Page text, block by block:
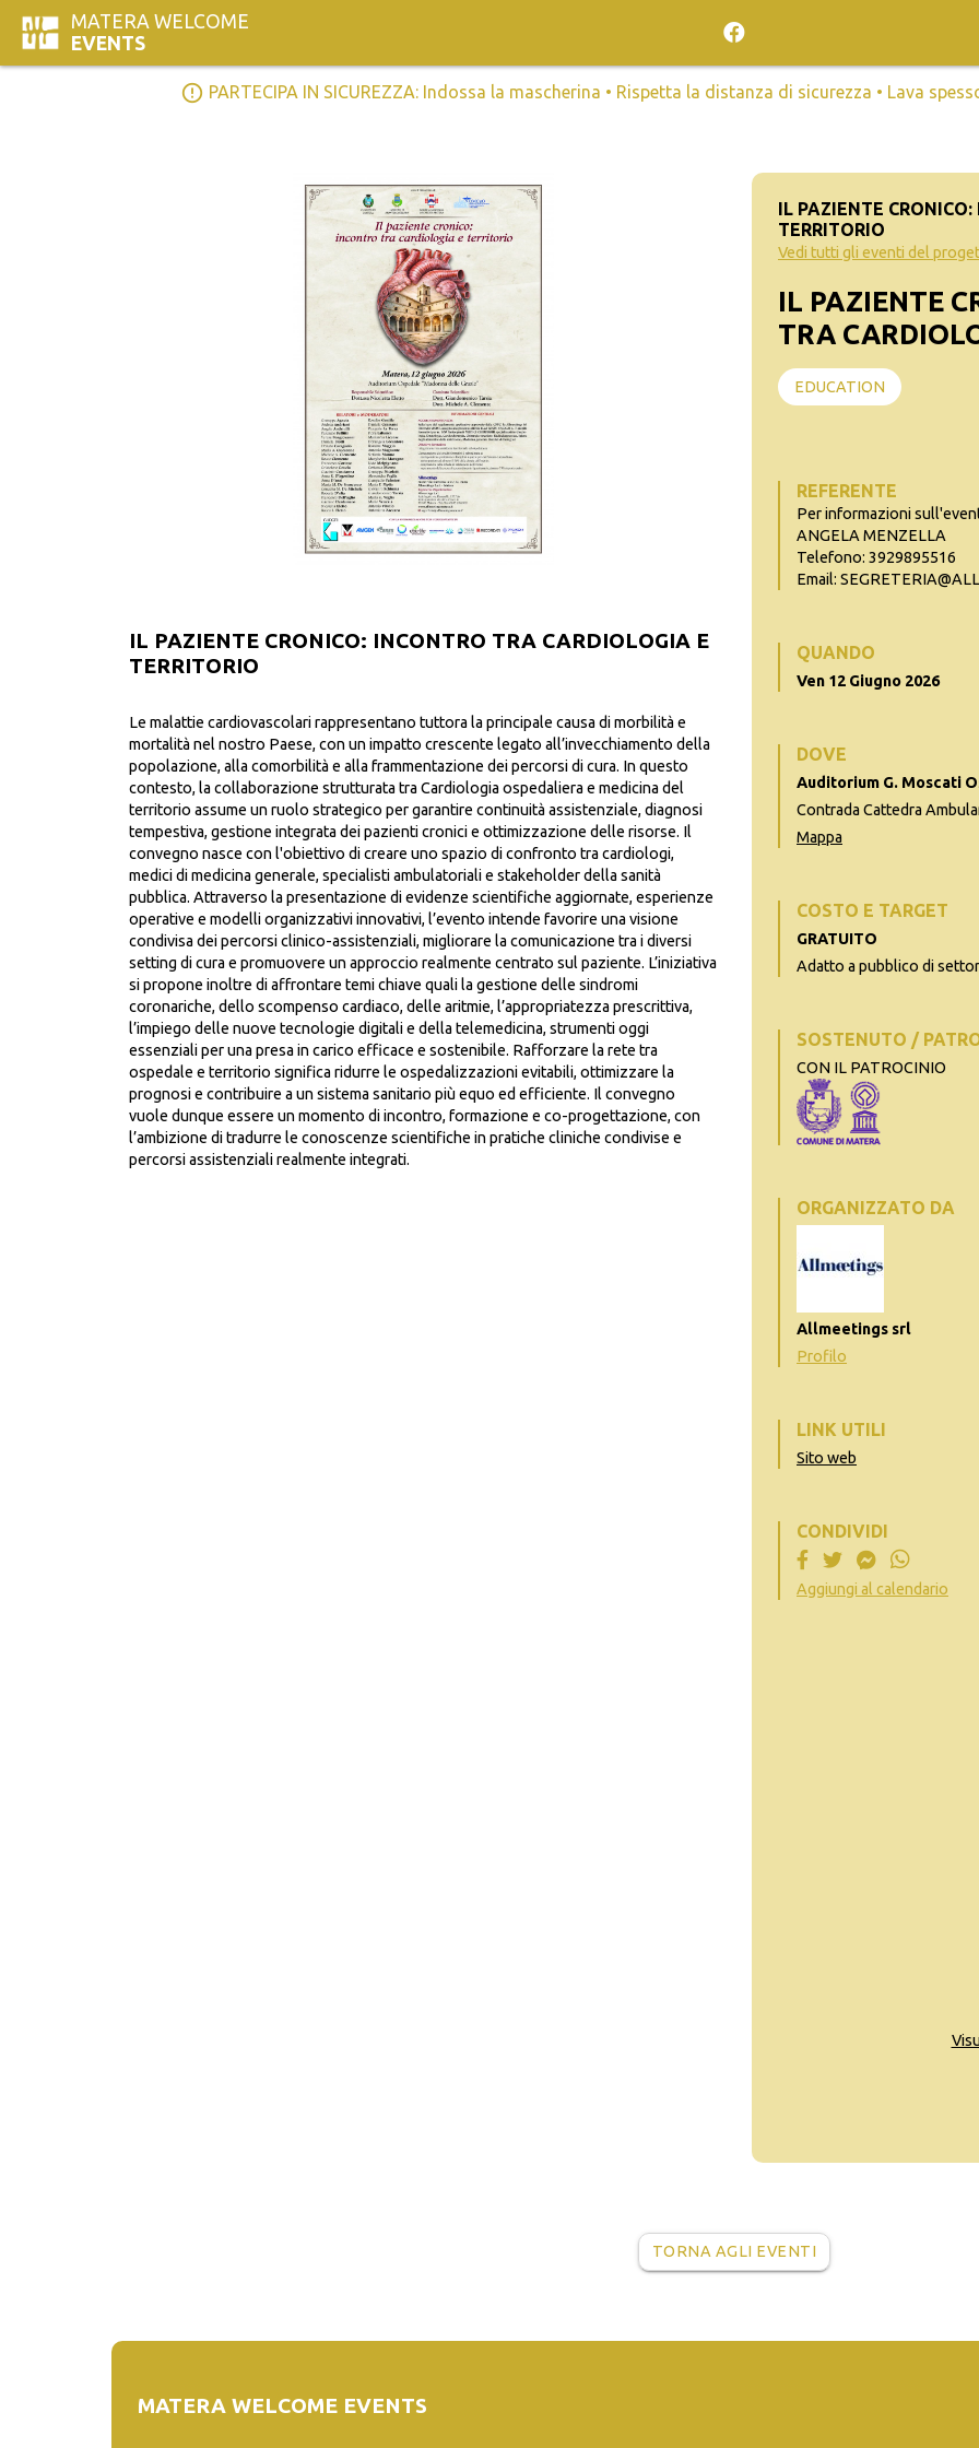
MATERA WELCOME
EVENTS
error_outline PARTECIPA IN SICUREZZA: Indossa la mascherina • Rispetta la distanza di sicurezza • Lava
IL PAZIENTE CRONICO: INCONTRO TRA CARDIOLOGIA E
TERRITORIO
Le malattie cardiovascolari rappresentano tuttora la principale causa di morbilità e
mortalità nel nostro Paese, con un impatto crescente legato all’invecchiamento della
popolazione, alla comorbilità e alla frammentazione dei percorsi di cura. In questo
contesto, la collaborazione strutturata tra Cardiologia ospedaliera e medicina del
territorio assume un ruolo strategico per garantire continuità assistenziale, diagnosi
tempestiva, gestione integrata dei pazienti cronici e ottimizzazione delle risorse. Il
convegno nasce con l'obiettivo di creare uno spazio di confronto tra cardiologi,
medici di medicina generale, specialisti ambulatoriali e stakeholder della sanità
pubblica. Attraverso la presentazione di evidenze scientifiche aggiornate, esperienze
operative e modelli organizzativi innovativi, l’evento intende favorire una visione
condivisa dei percorsi clinico-assistenziali, migliorare la comunicazione tra i diversi
setting di cura e promuovere un approccio realmente centrato sul paziente. L’iniziativa
si propone inoltre di affrontare temi chiave quali la gestione delle sindromi
coronariche, dello scompenso cardiaco, delle aritmie, l’appropriatezza prescrittiva,
l’impiego delle nuove tecnologie digitali e della telemedicina, strumenti oggi
essenziali per una presa in carico efficace e sostenibile. Rafforzare la rete tra
ospedale e territorio significa ridurre le ospedalizzazioni evitabili, ottimizzare la
prognosi e contribuire a un sistema sanitario più equo ed efficiente. Il convegno
vuole dunque essere un momento di incontro, formazione e co-progettazione, con
l’ambizione di tradurre le conoscenze scientifiche in pratiche cliniche condivise e
percorsi assistenziali realmente integrati.
IL PAZIENTE
TERRITORIO
Vedi tutti gli eventi del
IL PAZIENTE
TRA
EDUCATION
REFERENTE
Per informazioni
ANGELA MENZELLA
Telefono: 3929895516
Email:
QUANDO
Ven 12 Giugno 2026
DOVE
Auditorium G. Moscati
Contrada Cattedra
Mappa
COSTO E TARGET
GRATUITO
Adatto a pubblico di
SOSTENUTO /
CON IL PATROCINIO
ORGANIZZATO DA
Allmeetings srl
Profilo
LINK UTILI
Sito web
CONDIVIDI
Aggiungi al calendario
TORNA AGLI EVENTI
MATERA WELCOME EVENTS